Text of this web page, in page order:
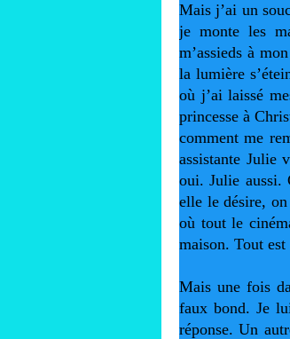
Mais j’ai un
je monte les
m’assieds à
la lumière
où j’ai laissé
princesse à
comment me
assistante Julie
oui. Julie aussi.
elle le désire,
où tout le
maison. Tout
Mais une fois
faux bond. Je
réponse. Un